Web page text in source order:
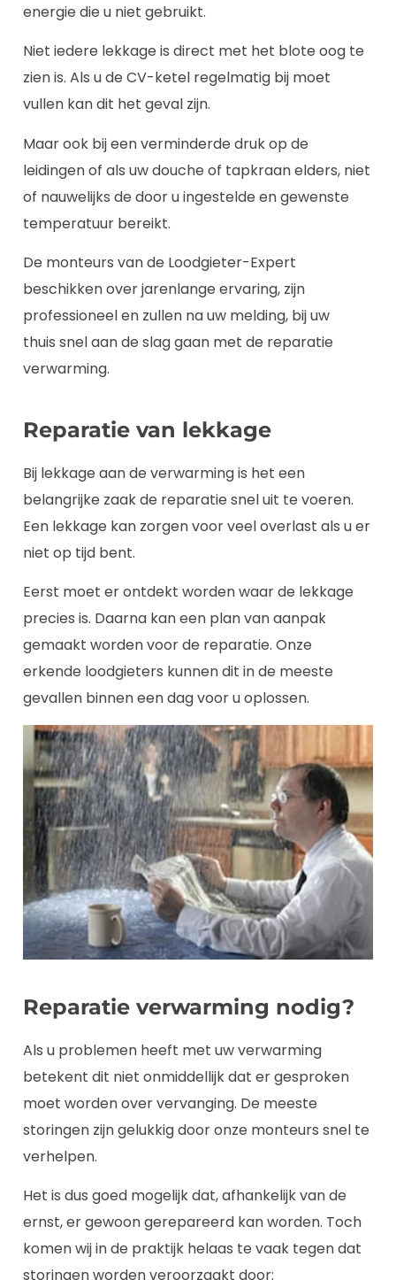
energie die u niet gebruikt.
Niet iedere lekkage is direct met het blote oog te
zien is. Als u de CV-ketel regelmatig bij moet
vullen kan dit het geval zijn.
Maar ook bij een verminderde druk op de
leidingen of als uw douche of tapkraan elders, niet
of nauwelijks de door u ingestelde en gewenste
temperatuur bereikt.
De monteurs van de Loodgieter-Expert
beschikken over jarenlange ervaring, zijn
professioneel en zullen na uw melding, bij uw
thuis snel aan de slag gaan met de reparatie
verwarming.
Reparatie van lekkage
Bij lekkage aan de verwarming is het een
belangrijke zaak de reparatie snel uit te voeren.
Een lekkage kan zorgen voor veel overlast als u er
niet op tijd bent.
Eerst moet er ontdekt worden waar de lekkage
precies is. Daarna kan een plan van aanpak
gemaakt worden voor de reparatie. Onze
erkende loodgieters kunnen dit in de meeste
gevallen binnen een dag voor u oplossen.
Reparatie verwarming nodig?
Als u problemen heeft met uw verwarming
betekent dit niet onmiddellijk dat er gesproken
moet worden over vervanging. De meeste
storingen zijn gelukkig door onze monteurs snel te
verhelpen.
Het is dus goed mogelijk dat, afhankelijk van de
ernst, er gewoon gerepareerd kan worden. Toch
komen wij in de praktijk helaas te vaak tegen dat
storingen worden veroorzaakt door: